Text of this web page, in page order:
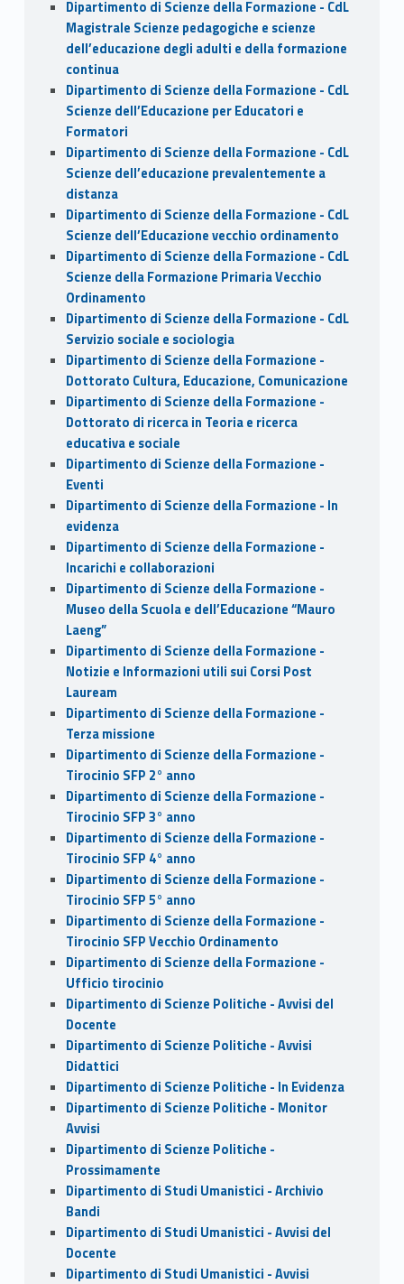
Dipartimento di Scienze della Formazione - CdL
Magistrale Scienze pedagogiche e scienze
dell’educazione degli adulti e della formazione
continua
Dipartimento di Scienze della Formazione - CdL
Scienze dell’Educazione per Educatori e
Formatori
Dipartimento di Scienze della Formazione - CdL
Scienze dell’educazione prevalentemente a
distanza
Dipartimento di Scienze della Formazione - CdL
Scienze dell’Educazione vecchio ordinamento
Dipartimento di Scienze della Formazione - CdL
Scienze della Formazione Primaria Vecchio
Ordinamento
Dipartimento di Scienze della Formazione - CdL
Servizio sociale e sociologia
Dipartimento di Scienze della Formazione -
Dottorato Cultura, Educazione, Comunicazione
Dipartimento di Scienze della Formazione -
Dottorato di ricerca in Teoria e ricerca
educativa e sociale
Dipartimento di Scienze della Formazione -
Eventi
Dipartimento di Scienze della Formazione - In
evidenza
Dipartimento di Scienze della Formazione -
Incarichi e collaborazioni
Dipartimento di Scienze della Formazione -
Museo della Scuola e dell’Educazione “Mauro
Laeng”
Dipartimento di Scienze della Formazione -
Notizie e Informazioni utili sui Corsi Post
Lauream
Dipartimento di Scienze della Formazione -
Terza missione
Dipartimento di Scienze della Formazione -
Tirocinio SFP 2° anno
Dipartimento di Scienze della Formazione -
Tirocinio SFP 3° anno
Dipartimento di Scienze della Formazione -
Tirocinio SFP 4° anno
Dipartimento di Scienze della Formazione -
Tirocinio SFP 5° anno
Dipartimento di Scienze della Formazione -
Tirocinio SFP Vecchio Ordinamento
Dipartimento di Scienze della Formazione -
Ufficio tirocinio
Dipartimento di Scienze Politiche - Avvisi del
Docente
Dipartimento di Scienze Politiche - Avvisi
Didattici
Dipartimento di Scienze Politiche - In Evidenza
Dipartimento di Scienze Politiche - Monitor
Avvisi
Dipartimento di Scienze Politiche -
Prossimamente
Dipartimento di Studi Umanistici - Archivio
Bandi
Dipartimento di Studi Umanistici - Avvisi del
Docente
Dipartimento di Studi Umanistici - Avvisi